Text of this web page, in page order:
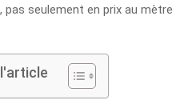
seulement en prix au mètre